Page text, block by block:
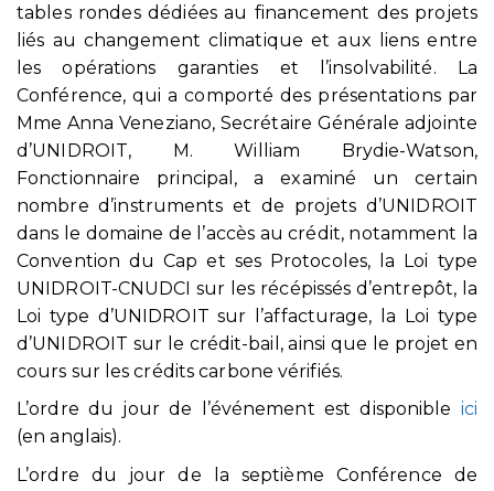
tables rondes dédiées au financement des projets
liés au changement climatique et aux liens entre
les opérations garanties et l’insolvabilité. La
Conférence, qui a comporté des présentations par
Mme Anna Veneziano, Secrétaire Générale adjointe
d’UNIDROIT, M. William Brydie-Watson,
Fonctionnaire principal, a examiné un certain
nombre d’instruments et de projets d’UNIDROIT
dans le domaine de l’accès au crédit, notamment la
Convention du Cap et ses Protocoles, la Loi type
UNIDROIT-CNUDCI sur les récépissés d’entrepôt, la
Loi type d’UNIDROIT sur l’affacturage, la Loi type
d’UNIDROIT sur le crédit-bail, ainsi que le projet en
cours sur les crédits carbone vérifiés.
L’ordre du jour de l’événement est disponible ici
(en anglais).
L’ordre du jour de la septième Conférence de